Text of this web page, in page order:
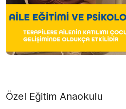
Özel Eğitim Anaokulu